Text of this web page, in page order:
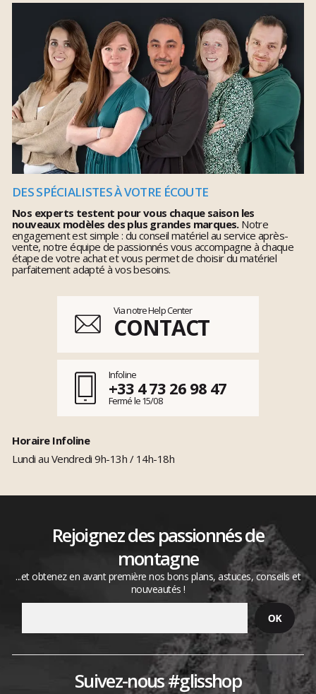
DES SPÉCIALISTES À VOTRE ÉCOUTE
Nos experts testent pour vous chaque saison les
nouveaux modèles des plus grandes marques.Notre
engagement est simple : du conseil matériel au service après-
vente, notre équipe de passionnés vous accompagne à chaque
étape de votre achat et vous permet de choisir du matériel
parfaitement adapté à vos besoins.
Via notre Help Center
CONTACT
Infoline
+33 4 73 26 98 47
Fermé le 15/08
Horaire Infoline
Lundi au Vendredi 9h-13h / 14h-18h
Rejoignez des passionnés de
montagne
...et obtenez en avant première nos bons plans, astuces, conseils et
nouveautés !
Suivez-nous #glisshop